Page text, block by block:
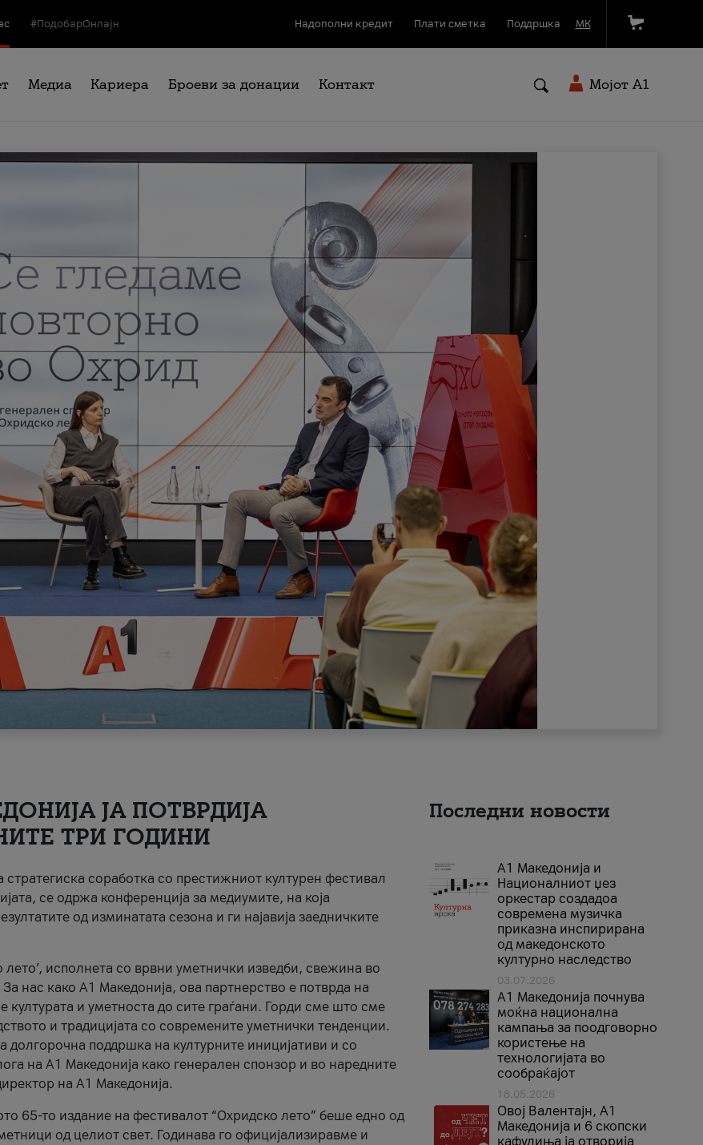
#ПодобарОнлајн Надополни кредит Плати сметка Поддршка МК
Медиа Кариера Броеви за донации Контакт Мојот A1
ЈА ПОТВРДИЈА
ТРИ ГОДИНИ
стратегиска соработка со престижниот културен фестивал
се одржа конференција за медиумите, на која
од изминатата сезона и ги најавија заедничките
исполнета со врвни уметнички изведби, свежина во
нас како A1 Македонија, ова партнерство е потврда на
културата и уметноста до сите граѓани. Горди сме што сме
и традицијата со современите уметнички тенденции.
долгорочна поддршка на културните иницијативи и со
на A1 Македонија како генерален спонзор и во наредните
на A1 Македонија.
65-то издание на фестивалот “Охридско лето” беше едно од
од целиот свет. Годинава го официјализиравме и
Последни новости
А1 Македонија и
Националниот џез
оркестар создадоа
современа музичка
приказна инспирирана
од македонското
културно наследство
03.07.2026
A1 Македонија почнува
моќна национална
кампања за поодговорно
користење на
технологијата во
сообраќајот
18.05.2026
Овој Валентајн, A1
Македонија и 6 скопски
кафулиња ја отворија